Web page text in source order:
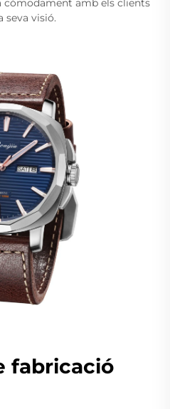
còmodament amb els clients
seva visió.
fabricació